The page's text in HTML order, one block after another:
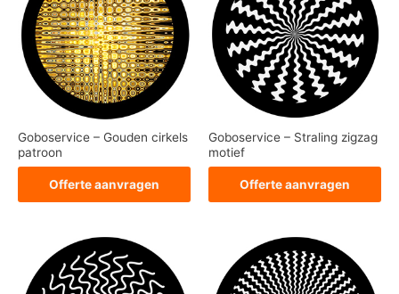
Goboservice – Gouden cirkels
patroon
Offerte aanvragen
Goboservice – Straling zigzag
motief
Offerte aanvragen